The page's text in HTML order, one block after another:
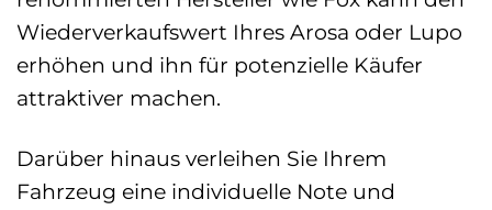
Wiederverkaufswert Ihres Arosa oder Lupo
erhöhen und ihn für potenzielle Käufer
attraktiver machen.
Darüber hinaus verleihen Sie Ihrem
Fahrzeug eine individuelle Note und